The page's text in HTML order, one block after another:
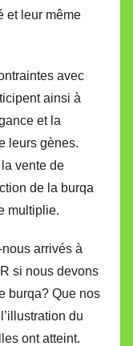
et leur même
avec
ainsi à
et la
leurs gènes.
vente de
de la burqa
multiplie.
arrivés à
si nous devons
burqa? Que nos
du
ont atteint.